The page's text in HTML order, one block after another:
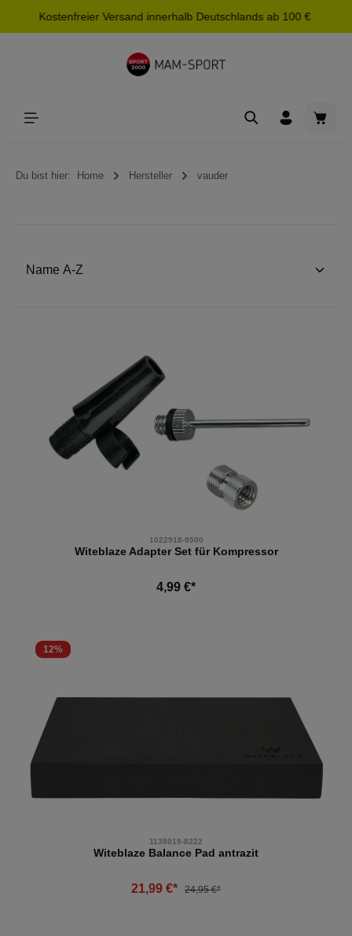
springen
Kostenfreier Versand innerhalb Deutschlands ab 100 €
Du bist hier: Home Hersteller vauder
1022918-9500
Witeblaze Adapter Set für Kompressor
4,99 €*
12%
1138019-8222
Witeblaze Balance Pad antrazit
21,99 €* 24,95 €*